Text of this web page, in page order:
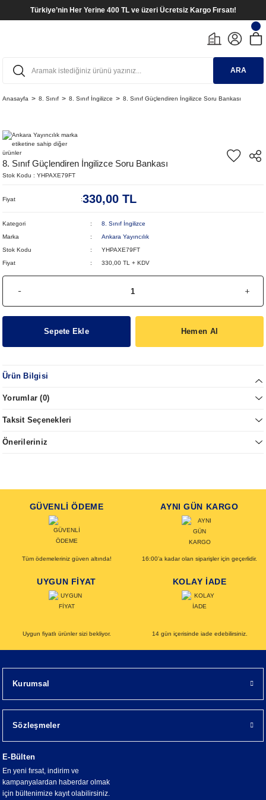
Türkiye’nin Her Yerine 400 TL ve üzeri Ücretsiz Kargo Fırsatı!
ARA
Anasayfa 8. Sınıf 8. Sınıf İngilizce 8. Sınıf Güçlendiren İngilizce Soru Bankası
8. Sınıf Güçlendiren İngilizce Soru Bankası
Stok Kodu YHPAXE79FT
Fiyat 330,00 TL
Kategori
8. Sınıf İngilizce
Marka
Ankara Yayıncılık
Stok Kodu
YHPAXE79FT
Fiyat
330,00 TL + KDV
Sepete Ekle Hemen Al
Ürün Bilgisi
Yorumlar (0)
Taksit Seçenekleri
Önerileriniz
GÜVENLİ ÖDEME
Tüm ödemeleriniz güven altında!
AYNI GÜN KARGO
16:00’a kadar olan siparişler için geçerlidir.
UYGUN FİYAT
Uygun fiyatlı ürünler sizi bekliyor.
KOLAY İADE
14 gün içerisinde iade edebilirsiniz.
Kurumsal
Sözleşmeler
E-Bülten
En yeni fırsat, indirim ve
kampanyalardan haberdar olmak
için bültenimize kayıt olabilirsiniz.